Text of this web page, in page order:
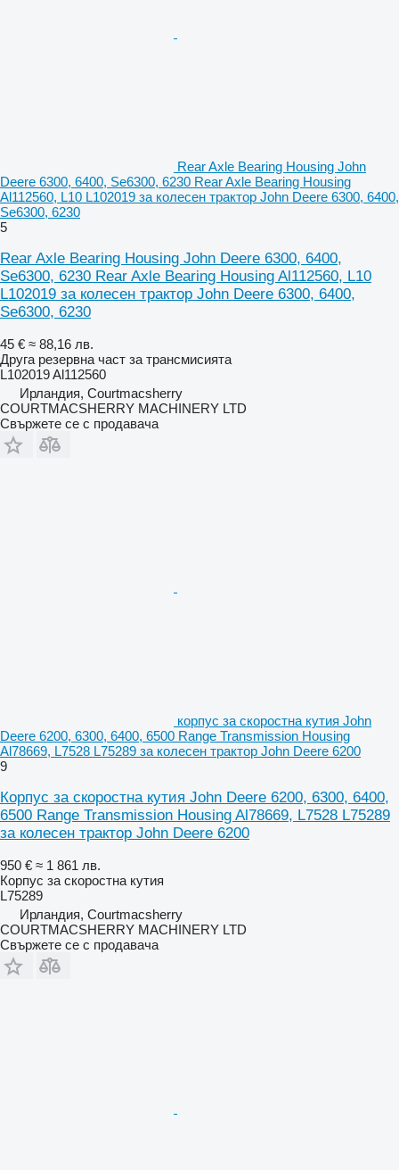
Rear Axle Bearing Housing John
Deere 6300, 6400, Se6300, 6230 Rear Axle Bearing Housing
Al112560, L10 L102019 за колесен трактор John Deere 6300, 6400,
Se6300, 6230
5
Rear Axle Bearing Housing John Deere 6300, 6400,
Se6300, 6230 Rear Axle Bearing Housing Al112560, L10
L102019 за колесен трактор John Deere 6300, 6400,
Se6300, 6230
45 € ≈ 88,16 лв.
Друга резервна част за трансмисията
L102019 Al112560
Ирландия, Courtmacsherry
COURTMACSHERRY MACHINERY LTD
Свържете се с продавача
корпус за скоростна кутия John
Deere 6200, 6300, 6400, 6500 Range Transmission Housing
Al78669, L7528 L75289 за колесен трактор John Deere 6200
9
Корпус за скоростна кутия John Deere 6200, 6300, 6400,
6500 Range Transmission Housing Al78669, L7528 L75289
за колесен трактор John Deere 6200
950 € ≈ 1 861 лв.
Корпус за скоростна кутия
L75289
Ирландия, Courtmacsherry
COURTMACSHERRY MACHINERY LTD
Свържете се с продавача